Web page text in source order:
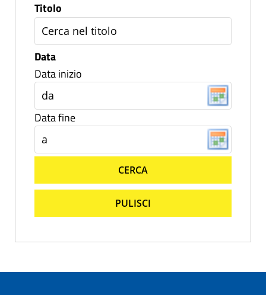
Titolo
Data
Data inizio
Data fine
CERCA
PULISCI